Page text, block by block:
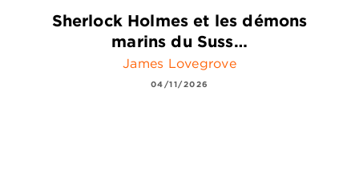
Sherlock Holmes et les démons
marins du Suss…
James Lovegrove
04/11/2026